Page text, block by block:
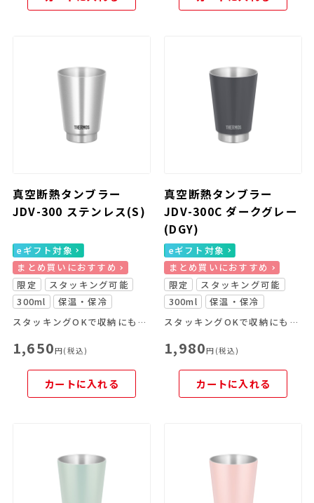
真空断熱タンブラー
JDV-300 ステンレス(S)
eギフト対象
まとめ買いにおすすめ
限定
スタッキング可能
300ml
保温・保冷
スタッキングOKで収納にも便利なタンブラー！
1,650円(税込)
カートに入れる
真空断熱タンブラー
JDV-300C ダークグレー
(DGY)
eギフト対象
まとめ買いにおすすめ
限定
スタッキング可能
300ml
保温・保冷
スタッキングOKで収納にも便利なカラータンブラー！
1,980円(税込)
カートに入れる